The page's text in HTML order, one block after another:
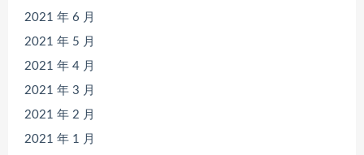
2021 年 6 月
2021 年 5 月
2021 年 4 月
2021 年 3 月
2021 年 2 月
2021 年 1 月